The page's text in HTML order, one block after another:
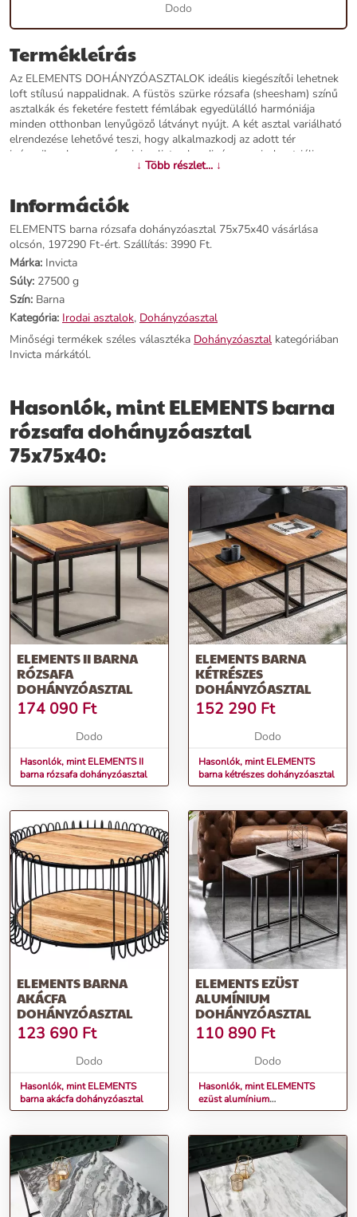
Dodo
Termékleírás
Az ELEMENTS DOHÁNYZÓASZTALOK ideális kiegészítői lehetnek
loft stílusú nappalidnak. A füstös szürke rózsafa (sheesham) színű
asztalkák és feketére festett fémlábak egyedülálló harmóniája
minden otthonban lenyűgöző látványt nyújt. A két asztal variálható
elrendezése lehetővé teszi, hogy alkalmazkodj az adott tér
igényeihez, legyen szó minimalista skandináv vagy indusztriális
enteriőrről. Az ELEMENTS MULTIFUNKCIÓS
végtelen variálhatóság bűvöletében élhetsz velük.
Termékjellemzők:
Név:ELEMENTS barna rózsafa dohányzóasztal 75x75x40
Ár:168990 Ft
Márka:Invicta
Kategória: Dohányzóasztal
Tömeg: 27500 g
Szín:Barna
Szállítási díj:3990 Ft
Stílusos Megjelenés:Füstös szürke rózsafa és feketére festett
fémlábak egyedi harmóniája.
Variálható Elrendezés:
Praktikus Funkció:Kiválóan szolgál a mindennapi használat során,
és könnyen illeszkedik különböző enteriőrökbe.
Rendeld meg most, és tedd otthonodat még stílusosabbá az
ELEMENTS DOHÁNYZÓASZTALOKKAL!
További információk>>
↓ Több részlet... ↓
Információk
ELEMENTS barna rózsafa dohányzóasztal 75x75x40 vásárlása
olcsón, 197290 Ft-ért. Szállítás: 3990 Ft.
Márka: Invicta
Súly: 27500 g
Szín: Barna
Kategória: Irodai asztalok, Dohányzóasztal
Minőségi termékek széles választéka Dohányzóasztal kategóriában
Invicta márkától.
Hasonlók, mint ELEMENTS barna
rózsafa dohányzóasztal
75x75x40:
ELEMENTS II BARNA
RÓZSAFA
DOHÁNYZÓASZTAL
174 090 Ft
Dodo
Hasonlók, mint ELEMENTS II
barna rózsafa dohányzóasztal
ELEMENTS BARNA
KÉTRÉSZES
DOHÁNYZÓASZTAL
152 290 Ft
Dodo
Hasonlók, mint ELEMENTS
barna kétrészes dohányzóasztal
ELEMENTS BARNA
AKÁCFA
DOHÁNYZÓASZTAL
123 690 Ft
Dodo
Hasonlók, mint ELEMENTS
barna akácfa dohányzóasztal
ELEMENTS EZÜST
ALUMÍNIUM
DOHÁNYZÓASZTAL
110 890 Ft
Dodo
Hasonlók, mint ELEMENTS
ezüst alumínium
dohányzóasztal